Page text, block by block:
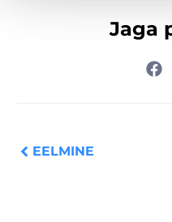
Jaga
EELMINE